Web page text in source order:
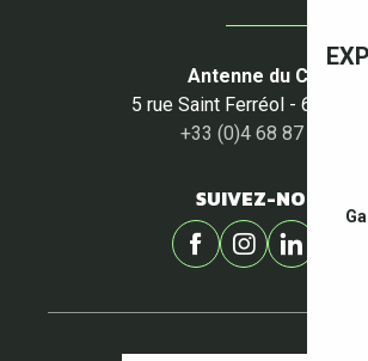
Antenne du Céret
5 rue Saint Ferréol - 66400
+33 (0)4 68 87 00 53
SUIVEZ-NOUS !